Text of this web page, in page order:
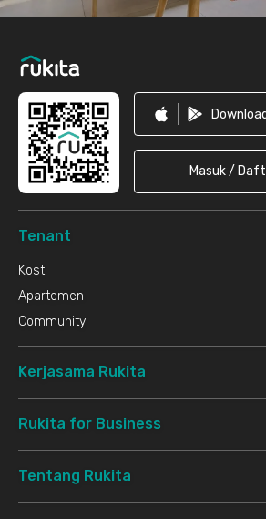
Masuk /
Tenant
Kost
Apartemen
Community
Kerjasama Rukita
Rukita for Business
Tentang Rukita